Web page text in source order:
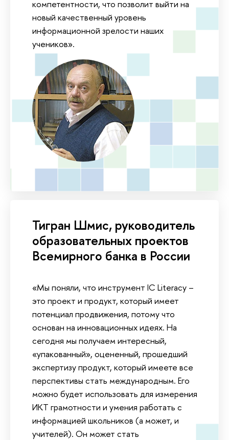
компетентности, что позволит выйти на
новый качественный уровень
информационной зрелости наших
учеников».
Тигран Шмис, руководитель
образовательных проектов
Всемирного банка в России
«Мы поняли, что инструмент IC Literacy –
это проект и продукт, который имеет
потенциал продвижения, потому что
основан на инновационных идеях. На
сегодня мы получаем интересный,
«упакованный», оцененный, прошедший
экспертизу продукт, который имеете все
перспективы стать международным. Его
можно будет использовать для измерения
ИКТ грамотности и умения работать с
информацией школьников (а может, и
учителей). Он может стать